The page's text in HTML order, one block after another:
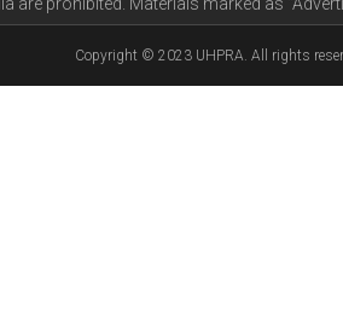
are prohibited. Materials marked as
Copyright © 2023 UHPRA. All rights